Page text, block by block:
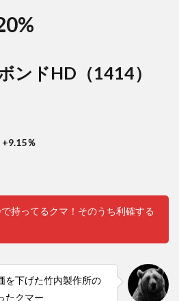
ドHD（1414）
％
持ってるクマ！そのうち利確する
を下げた竹内製作所の
たクマー